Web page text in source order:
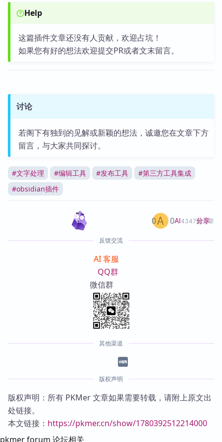
Help
这篇插件文章还没有人贡献，欢迎占坑！
如果您有好的想法欢迎提交PR或者文末留言。
讨论
若阁下有独到的见解或新颖的想法，诚邀您在文章下方
留言，与大家共同探讨。
#文字处理 #编辑工具 #发布工具 #第三方工具集成
#obsidian插件
AI4347篇文章
0 0 分享
反馈交流
AI 客服
QQ群
微信群
其他渠道
版权声明
版权声明：所有 PKMer 文章如果需要转载，请附上原文出
处链接。
本文链接： https://pkmer.cn/show/1780392512214000
pkmer forum 论坛相关